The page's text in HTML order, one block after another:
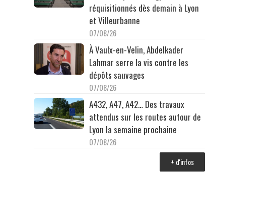
réquisitionnés dès demain à Lyon
et Villeurbanne
07/08/26
À Vaulx-en-Velin, Abdelkader
Lahmar serre la vis contre les
dépôts sauvages
07/08/26
A432, A47, A42… Des travaux
attendus sur les routes autour de
Lyon la semaine prochaine
07/08/26
+ d'infos